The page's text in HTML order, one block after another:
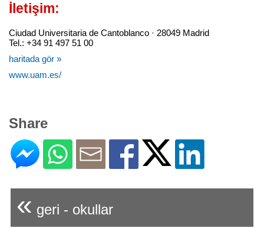
İletişim:
Ciudad Universitaria de Cantoblanco · 28049 Madrid
Tel.: +34 91 497 51 00
haritada gör »
www.uam.es/
Share
« geri - okullar